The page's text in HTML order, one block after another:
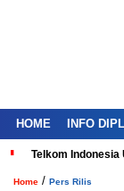
HOME INFO
Telkom
Home / Pers Rilis